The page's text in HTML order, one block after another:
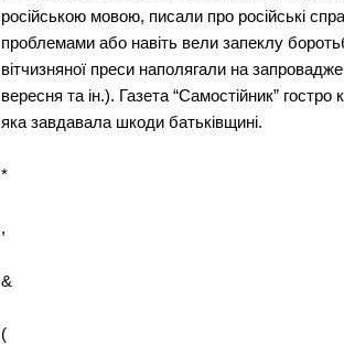
російською мовою, писали про російські
проблемами або навіть вели запеклу
вітчизняної преси наполягали на
вересня та ін.). Газета “Самостійник”
яка завдавала шкоди батьківщині.
*
,
&
(